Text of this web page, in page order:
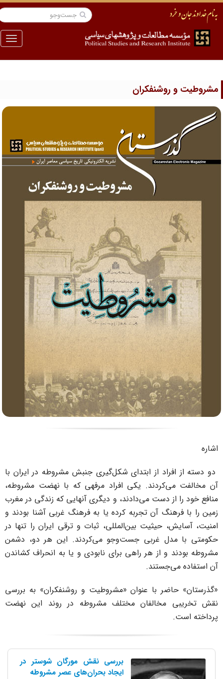
منو
و روشنفکران
دسته از افراد از ابتدای شکل‌گیری جنبش مشروطه در ایران با
مخالفت می‌کردند. یکی افراد مرفهی که با نهضت مشروطه،
خود را از دست می‌دادند، و دیگری آنهایی که زندگی در مغرب
را با فرهنگ آن تجربه کرده یا به فرهنگ غربی آشنا بودند و
آسایش، حیثیت بین‌المللی، ثبات و ترقی ایران را تنها در
با مدل غربی جست‌وجو می‌کردند. این هر دو، دشمن
بودند و از هر راهی برای نابودی و یا به انحراف کشاندن
استفاده می‌جستند.
حاضر با عنوان «مشروطیت و روشنفکران» به بررسی
تخریبی مخالفان مختلف مشروطه در روند این نهضت
است.
بررسی نقش مورگان شوستر در
ایجاد بحران‌های عصر مشروطه